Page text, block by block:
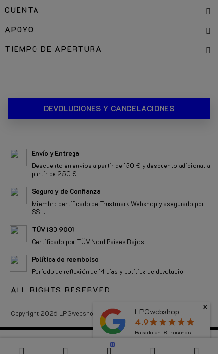
0
CUENTA
APOYO
TIEMPO DE APERTURA
DEVOLUCIONES Y CANCELACIONES
Envío y Entrega
Descuento en envíos a partir de 150 € y descuento adicional a
partir de 250 €
Seguro y de Confianza
Miembro certificado de Trustmark Webshop y asegurado por
SSL.
TÜV ISO 9001
Certificado por TÜV Nord Países Bajos
Política de reembolso
Período de reflexión de 14 días y política de devolución
ALL RIGHTS RESERVED
Copyright 2026 LPGwebshop.com - Todos los derechos reservados.
LPGwebshop
4.9star star star star star
Basado en 181 reseñas
x